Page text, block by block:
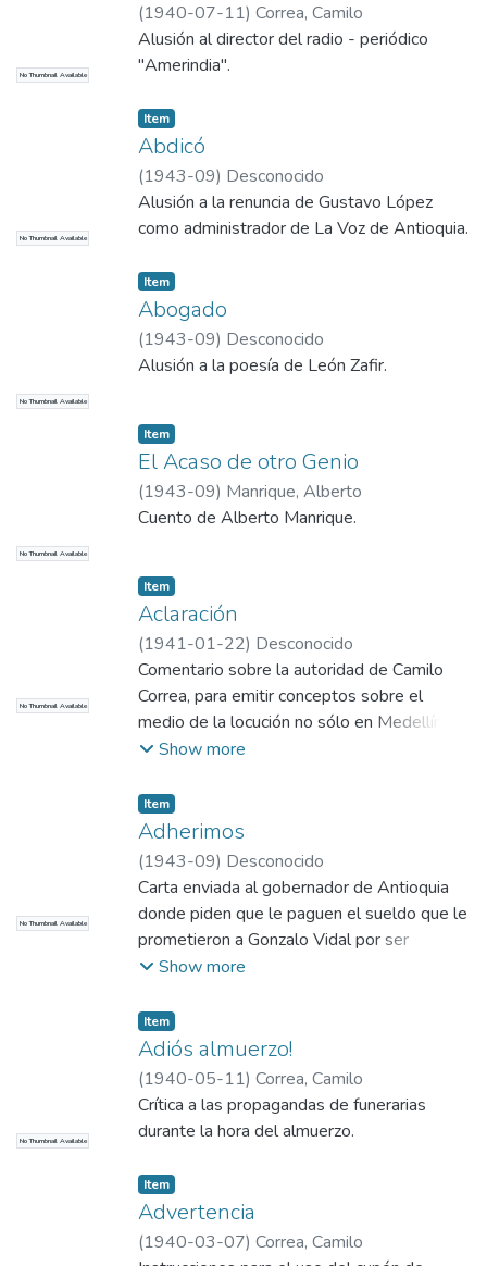
No Thumbnail Available
(1940-07-11) Correa, Camilo
Alusión al director del radio - periódico
"Amerindia".
No Thumbnail Available
Item
Abdicó
(1943-09) Desconocido
Alusión a la renuncia de Gustavo López
como administrador de La Voz de Antioquia.
No Thumbnail Available
Item
Abogado
(1943-09) Desconocido
Alusión a la poesía de León Zafir.
No Thumbnail Available
Item
El Acaso de otro Genio
(1943-09) Manrique, Alberto
Cuento de Alberto Manrique.
No Thumbnail Available
Item
Aclaración
(1941-01-22) Desconocido
Comentario sobre la autoridad de Camilo
Correa, para emitir conceptos sobre el
medio de la locución no sólo en Medellín
sino también a nivel nacional.
Show more
No Thumbnail Available
Item
Adherimos
(1943-09) Desconocido
Carta enviada al gobernador de Antioquia
donde piden que le paguen el sueldo que le
prometieron a Gonzalo Vidal por ser
maestro de honorario de la Banda
Show more
No Thumbnail Available
Item
Adiós almuerzo!
(1940-05-11) Correa, Camilo
Crítica a las propagandas de funerarias
durante la hora del almuerzo.
Item
Advertencia
(1940-03-07) Correa, Camilo